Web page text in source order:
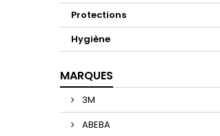
Protections
Hygiène
MARQUES
3M
ABEBA